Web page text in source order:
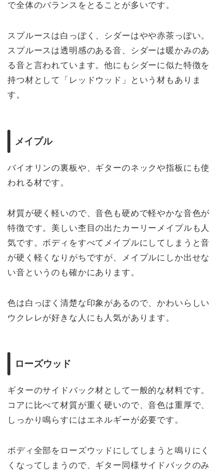
で全体のバランスをとることが多いです。
スプルースは白っぽく、シダーはやや赤茶っぽい。
スプルースは透明感のある音、シダーは暖かみのあ
る音と言われています。他にもシダーに似た特徴を
持つ材として「レッドウッド」という材もありま
す。
メイプル
バイオリンの裏板や、ギターのネックや指板にも使
われる材です。
材質が硬く軽いので、音色も硬めで軽やかな音色が
特徴です。美しい杢目の出たカーリーメイプルも人
気です。ボディをすべてメイプルにしてしまうと音
が硬く軽くなりがちですが、メイプルにしか出せな
い音というのも確かにあります。
色は白っぽく清楚な印象があるので、かわいらしい
ウクレレが好きな人にも人気があります。
ローズウッド
ギターのサイドバック材として一般的な材料です。
コアに比べて材質が重く硬いので、音色は重厚で、
しっかり鳴らすにはエネルギーが必要です。
ボディ全部をローズウッドにしてしまうと鳴りにく
くなってしまうので、ギター同様サイドバックのみ